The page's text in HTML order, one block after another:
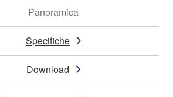
Panoramica
Specifiche
Download